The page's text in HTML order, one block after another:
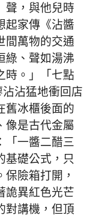
聲，與他兒時
起家傳《沾醬
間萬物的交通
綠、聲如湯沸
時。」「七點
沾猛地衝回店
舊冰櫃後面的
像是古代金屬
「一醬二醋三
基礎公式，只
險箱打開，
詭異紅色光芒
對講機，但頂